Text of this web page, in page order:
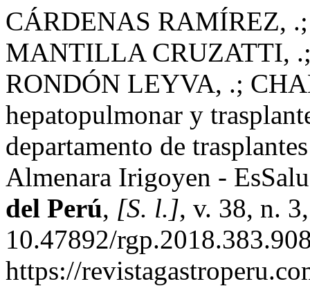
CÁRDENAS RAMÍREZ,
MANTILLA CRUZATTI,
RONDÓN LEYVA, .;
hepatopulmonar y
departamento de
Almenara Irigoyen -
del Perú, [S. l.], v. 38, n.
10.47892/
https://